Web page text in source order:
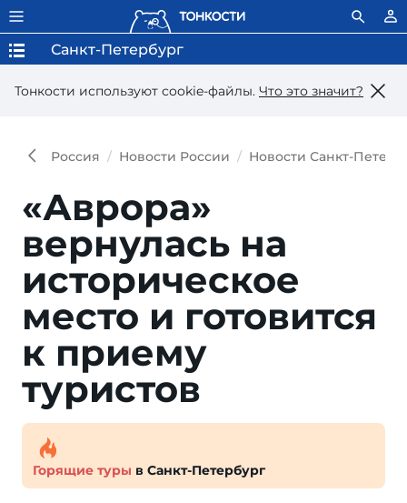
Тонкости используют сookie-файлы. Что это значит?
Санкт-Петербург
Россия Новости России Новости Санкт-
«Аврора»
вернулась на
историческое
место и готовится
к приему
туристов
Горящие туры в Санкт-Петербург